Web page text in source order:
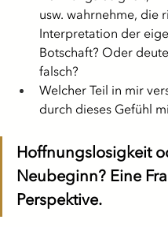
usw. wahrnehme, die
Interpretation der
Botschaft? Oder
falsch?
Welcher Teil in mir
durch dieses Gefühl
Hoffnungslosigkeit
Neubeginn? Eine
Perspektive.